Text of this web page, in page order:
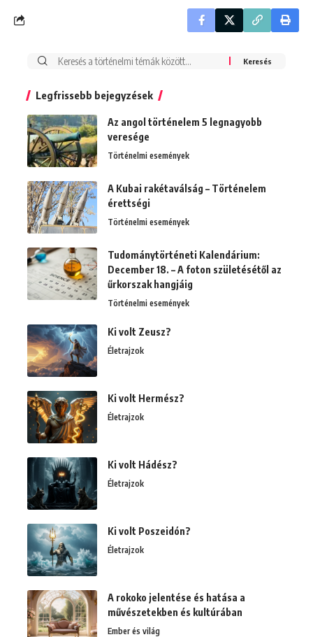
Search
Legfrissebb bejegyzések
Az angol történelem 5 legnagyobb
veresége
Történelmi események
A Kubai rakétaválság – Történelem
érettségi
Történelmi események
Tudománytörténeti Kalendárium:
December 18. – A foton születésétől az
űrkorszak hangjáig
Történelmi események
Ki volt Zeusz?
Életrajzok
Ki volt Hermész?
Életrajzok
Ki volt Hádész?
Életrajzok
Ki volt Poszeidón?
Életrajzok
A rokoko jelentése és hatása a
művészetekben és kultúrában
Ember és világ